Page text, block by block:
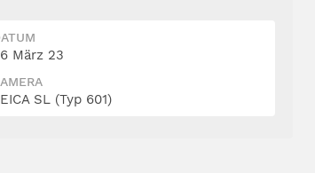
März 23
SL (Typ 601)